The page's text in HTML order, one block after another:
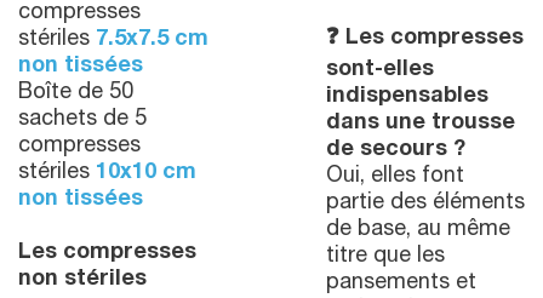
compresses
stériles 7.5x7.5 cm
non tissées
Boîte de 50
sachets de 5
compresses
stériles 10x10 cm
non tissées
Les compresses
non stériles
❓ Les compresses
sont-elles
indispensables
dans une trousse
de secours ?
Oui, elles font
partie des éléments
de base, au même
titre que les
pansements et